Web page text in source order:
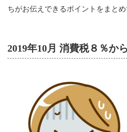
ちがお伝えできるポイントをまとめ
2019年10月 消費税８％か